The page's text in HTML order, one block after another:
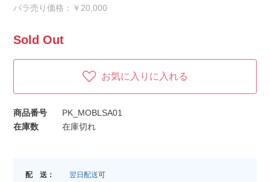
バラ売り価格：￥20,000
Sold Out
お気に入りに入れる
商品番号
PK_MOBLSA01
在庫数
在庫切れ
配 送： 翌日配送可